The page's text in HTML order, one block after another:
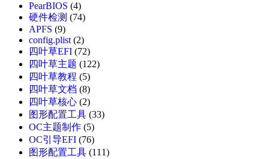
PearBIOS (4)
硬件检测 (74)
APFS (9)
config.plist(2)
四叶草EFI (72)
四叶草主题 (122)
四叶草教程 (5)
四叶草文档 (8)
四叶草核心 (2)
图形配置工具 (33)
OC主题制作 (5)
OC引导EFI (76)
图形配置工具 (111)